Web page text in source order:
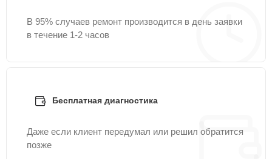
В 95% случаев ремонт производится в день заявки
в течение 1-2 часов
Бесплатная диагностика
Даже если клиент передумал или решил обратится
позже